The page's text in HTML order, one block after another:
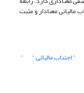
مالیاتی معنادار و مثبت
" اجتناب مالیاتی " "